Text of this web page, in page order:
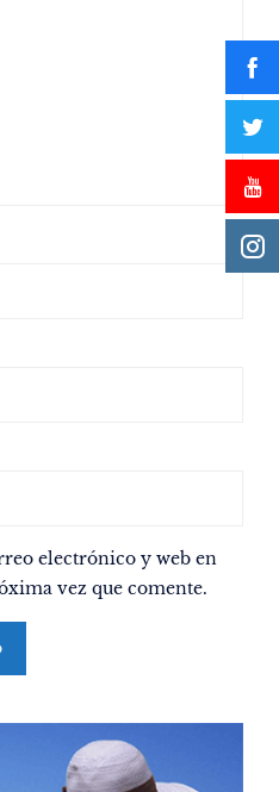
electrónico y web en
vez que comente.